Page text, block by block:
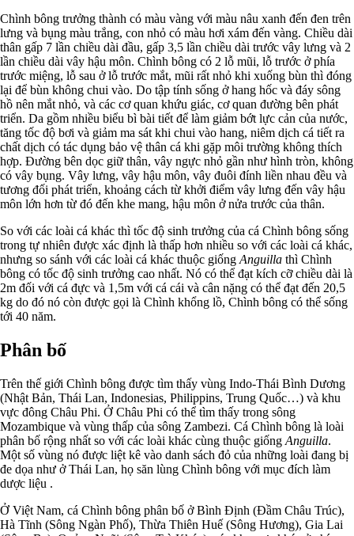
Chình bông trưởng thành có màu vàng với màu nâu xanh đến đen trên
lưng và bụng màu trắng, con nhỏ có màu hơi xám đến vàng. Chiều dài
thân gấp 7 lần chiều dài đầu, gấp 3,5 lần chiều dài trước vây lưng và 2
lần chiều dài vây hậu môn. Chình bông có 2 lỗ mũi, lỗ trước ở phía
trước miệng, lỗ sau ở lỗ trước mắt, mũi rất nhỏ khi xuống bùn thì đóng
lại để bùn không chui vào. Do tập tính sống ở hang hốc và đáy sông
hồ nên mắt nhỏ, và các cơ quan khứu giác, cơ quan đường bên phát
triển. Da gồm nhiều biểu bì bài tiết để làm giảm bớt lực cản của nước,
tăng tốc độ bơi và giảm ma sát khi chui vào hang, niêm dịch cá tiết ra
chất dịch có tác dụng bảo vệ thân cá khi gặp môi trường không thích
hợp. Đường bên dọc giữ thân, vây ngực nhỏ gần như hình tròn, không
có vây bụng. Vây lưng, vây hậu môn, vây đuôi đính liền nhau đều và
tương đối phát triển, khoảng cách từ khởi điểm vây lưng đến vây hậu
môn lớn hơn từ đó đến khe mang, hậu môn ở nửa trước của thân.
So với các loài cá khác thì tốc độ sinh trưởng của cá Chình bông sống
trong tự nhiên được xác định là thấp hơn nhiều so với các loài cá khác,
nhưng so sánh với các loài cá khác thuộc giốngAnguilla thì Chình
bông có tốc độ sinh trưởng cao nhất. Nó có thể đạt kích cỡ chiều dài là
2m đối với cá đực và 1,5m với cá cái và cân nặng có thể đạt đến 20,5
kg do đó nó còn được gọi là Chình khổng lồ, Chình bông có thể sống
tới 40 năm.
Phân bố
Trên thế giới Chình bông được tìm thấy vùng Indo-Thái Bình Dương
(Nhật Bản, Thái Lan, Indonesias, Philippins, Trung Quốc…) và khu
vực đông Châu Phi. Ở Châu Phi có thể tìm thấy trong sông
Mozambique và vùng thấp của sông Zambezi. Cá Chình bông là loài
phân bố rộng nhất so với các loài khác cùng thuộc giống Anguilla.
Một số vùng nó được liệt kê vào danh sách đỏ của những loài đang bị
đe dọa như ở Thái Lan, họ săn lùng Chình bông với mục đích làm
dược liệu .
Ở Việt Nam, cá Chình bông phân bố ở Bình Định (Đầm Châu Trúc),
Hà Tĩnh (Sông Ngàn Phố), Thừa Thiên Huế (Sông Hương), Gia Lai